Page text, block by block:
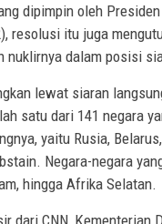
dipimpin oleh
resolusi itu juga
nuklirnya dalam posisi
lewat siaran
satu dari 141 negara
yaitu Rusia,
Negara-negara
hingga Afrika Selatan.
dari CNN, Kementerian